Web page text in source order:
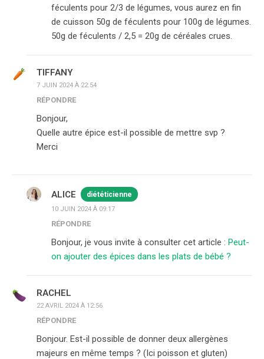
féculents pour 2/3 de légumes, vous aurez en fin
de cuisson 50g de féculents pour 100g de légumes.
50g de féculents / 2,5 = 20g de céréales crues.
TIFFANY
7 JUIN 2024 À 22:54
RÉPONDRE
Bonjour,
Quelle autre épice est-il possible de mettre svp ?
Merci
ALICE diététicienne
10 JUIN 2024 À 09:17
RÉPONDRE
Bonjour, je vous invite à consulter cet article : Peut-
on ajouter des épices dans les plats de bébé ?
RACHEL
22 AVRIL 2024 À 12:56
RÉPONDRE
Bonjour. Est-il possible de donner deux allergènes
majeurs en même temps ? (Ici poisson et gluten)